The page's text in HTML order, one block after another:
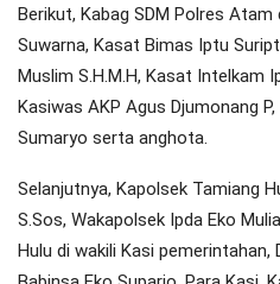
Berikut, Kabag SDM Polres Atam
Suwarna, Kasat Bimas Iptu
Muslim S.H.M.H, Kasat Intelkam
Kasiwas AKP Agus Djumonang
Sumaryo serta anghota.
Selanjutnya, Kapolsek Tamiang
S.Sos, Wakapolsek Ipda Eko
Hulu di wakili Kasi pemerintahan,